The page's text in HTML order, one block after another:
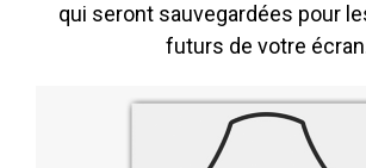
qui seront sauvegardées pour
futurs de votre